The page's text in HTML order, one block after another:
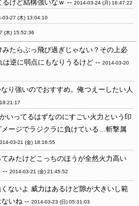
るけど結構強いなｗ -- 2014-03-24 (月) 16:47:22
03-27 (木) 13:04:10
(木) 15:52:36
たらぶっ飛び過ぎじゃない？その上必
逆に弱点にもなりうるけど -- 2014-03-20
り強いのでおすすめ。俺つえーしたい人
いってるはずなのにすごい火力という印
ージでラジクラに負けている…斬撃属
03-21 (金) 18:16:55
みたけどこっちのほうが全然火力高い
-- 2014-03-21 (金) 21:45:52
ないよ 威力はあるけど隙が大きいし範
いね -- 2014-03-23 (日) 05:31:03